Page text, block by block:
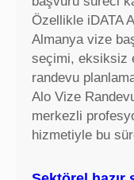
Özellikle iDATA
Almanya vize
seçimi, eksiksiz
randevu
Alo Vize
merkezli
hizmetiyle bu